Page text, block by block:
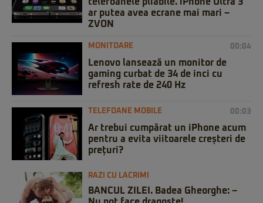
telefoanele pliabile. iPhone Ultra 3
ar putea avea ecrane mai mari –
ZVON
MONITOARE 00:04
Lenovo lansează un monitor de
gaming curbat de 34 de inci cu
refresh rate de 240 Hz
TELEFOANE MOBILE 00:03
Ar trebui cumpărat un iPhone acum
pentru a evita viitoarele creșteri de
prețuri?
RAZI CU LACRIMI
BANCUL ZILEI. Badea Gheorghe: –